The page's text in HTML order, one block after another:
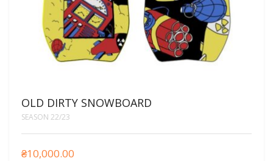
OLD DIRTY SNOWBOARD
SEASON 22/23
₴10,000.00